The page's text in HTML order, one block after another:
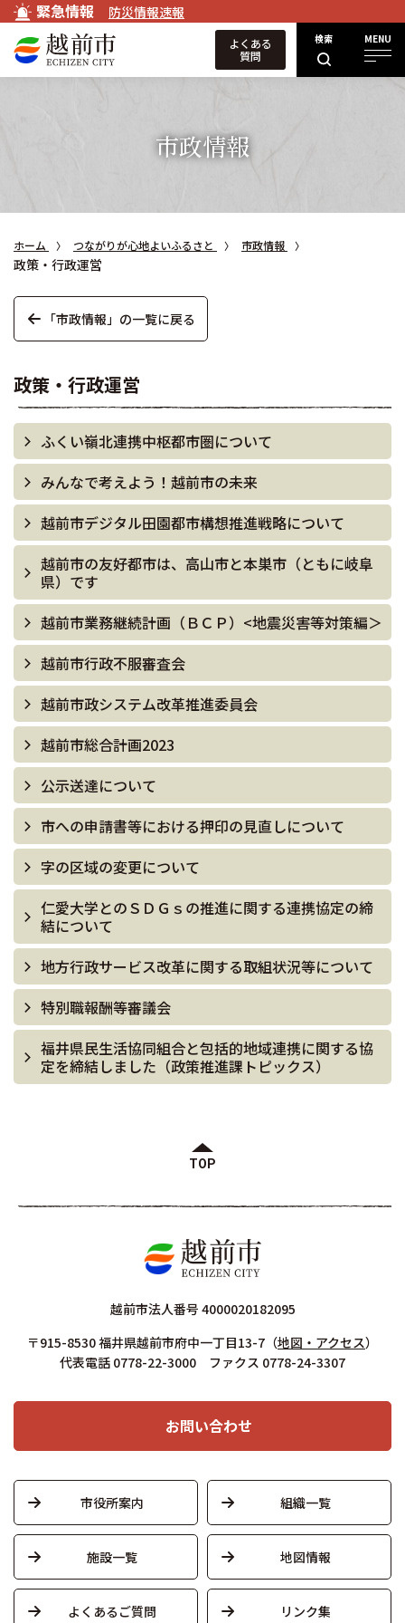
緊急情報 防災情報速報
検索 MENU
よくある
質問
市政情報
ホーム つながりが心地よいふるさと 市政情報
政策・行政運営
「市政情報」の一覧に戻る
政策・行政運営
ふくい嶺北連携中枢都市圏について
みんなで考えよう！越前市の未来
越前市デジタル田園都市構想推進戦略について
越前市の友好都市は、高山市と本巣市（ともに岐阜
県）です
越前市業務継続計画（ＢＣＰ）<地震災害等対策編＞
越前市行政不服審査会
越前市政システム改革推進委員会
越前市総合計画2023
公示送達について
市への申請書等における押印の見直しについて
字の区域の変更について
仁愛大学とのＳＤＧｓの推進に関する連携協定の締
結について
地方行政サービス改革に関する取組状況等について
特別職報酬等審議会
福井県民生活協同組合と包括的地域連携に関する協
定を締結しました（政策推進課トピックス）
TOP
越前市法人番号 4000020182095
〒915-8530 福井県越前市府中一丁目13-7 （地図・アクセス）
代表電話 0778-22-3000 ファクス 0778-24-3307
お問い合わせ
市役所案内 組織一覧
施設一覧 地図情報
よくあるご質問 リンク集